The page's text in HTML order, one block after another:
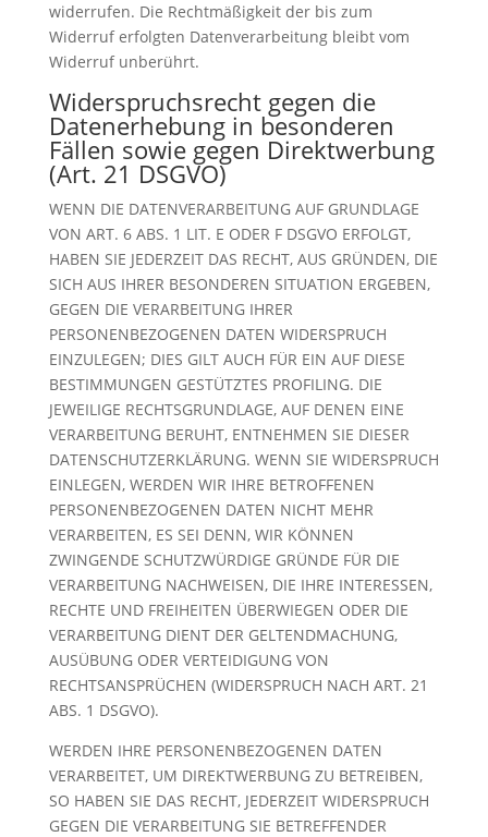
widerrufen. Die Rechtmäßigkeit der bis zum
Widerruf erfolgten Datenverarbeitung bleibt vom
Widerruf unberührt.
Widerspruchsrecht gegen die
Datenerhebung in besonderen
Fällen sowie gegen Direktwerbung
(Art. 21 DSGVO)
WENN DIE DATENVERARBEITUNG AUF GRUNDLAGE
VON ART. 6 ABS. 1 LIT. E ODER F DSGVO ERFOLGT,
HABEN SIE JEDERZEIT DAS RECHT, AUS GRÜNDEN, DIE
SICH AUS IHRER BESONDEREN SITUATION ERGEBEN,
GEGEN DIE VERARBEITUNG IHRER
PERSONENBEZOGENEN DATEN WIDERSPRUCH
EINZULEGEN; DIES GILT AUCH FÜR EIN AUF DIESE
BESTIMMUNGEN GESTÜTZTES PROFILING. DIE
JEWEILIGE RECHTSGRUNDLAGE, AUF DENEN EINE
VERARBEITUNG BERUHT, ENTNEHMEN SIE DIESER
DATENSCHUTZERKLÄRUNG. WENN SIE WIDERSPRUCH
EINLEGEN, WERDEN WIR IHRE BETROFFENEN
PERSONENBEZOGENEN DATEN NICHT MEHR
VERARBEITEN, ES SEI DENN, WIR KÖNNEN
ZWINGENDE SCHUTZWÜRDIGE GRÜNDE FÜR DIE
VERARBEITUNG NACHWEISEN, DIE IHRE INTERESSEN,
RECHTE UND FREIHEITEN ÜBERWIEGEN ODER DIE
VERARBEITUNG DIENT DER GELTENDMACHUNG,
AUSÜBUNG ODER VERTEIDIGUNG VON
RECHTSANSPRÜCHEN (WIDERSPRUCH NACH ART. 21
ABS. 1 DSGVO).
WERDEN IHRE PERSONENBEZOGENEN DATEN
VERARBEITET, UM DIREKTWERBUNG ZU BETREIBEN,
SO HABEN SIE DAS RECHT, JEDERZEIT WIDERSPRUCH
GEGEN DIE VERARBEITUNG SIE BETREFFENDER